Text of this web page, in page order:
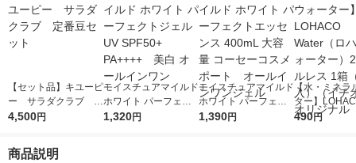
【セット品】キユーピ
ー サラダクラブ 定
番豆セット
4,500円
モイスチュアマイルド
ホワイト パーフェク
トジェル UV SPF50+
1,320円
モイスチュアマイルド
ホワイト パーフェク
トエッセンス 400mL
1,390円
【水・ミネラ
ター】
r（ロハコウ
490円
商品説明